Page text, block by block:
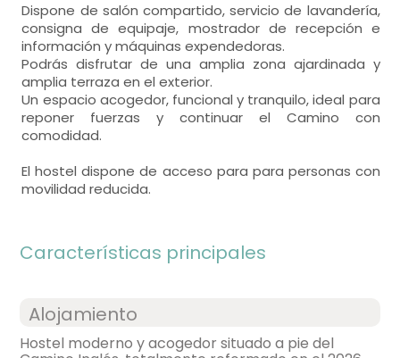
Dispone de salón compartido, servicio de lavandería,
consigna de equipaje, mostrador de recepción e
información y máquinas expendedoras.
Podrás disfrutar de una amplia zona ajardinada y
amplia terraza en el exterior.
Un espacio acogedor, funcional y tranquilo, ideal para
reponer fuerzas y continuar el Camino con
comodidad.
El hostel dispone de acceso para para personas con
movilidad reducida.
Características principales
Alojamiento
Hostel moderno y acogedor situado a pie del